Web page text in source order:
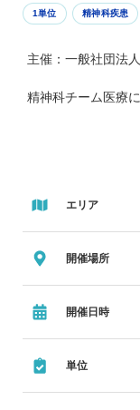
1単位 精神科疾患
主催：一般社団法
精神科チーム医療
エリア
開催場所
開催日時
単位